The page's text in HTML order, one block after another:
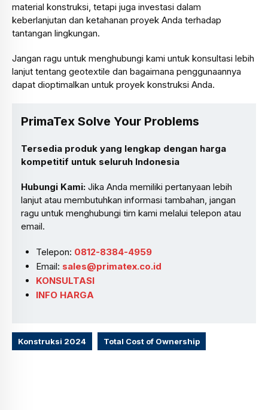
material konstruksi, tetapi juga investasi dalam
keberlanjutan dan ketahanan proyek Anda terhadap
tantangan lingkungan.
Jangan ragu untuk menghubungi kami untuk konsultasi lebih
lanjut tentang geotextile dan bagaimana penggunaannya
dapat dioptimalkan untuk proyek konstruksi Anda.
PrimaTex Solve Your Problems
Tersedia produk yang lengkap dengan harga
kompetitif untuk seluruh Indonesia
Hubungi Kami: Jika Anda memiliki pertanyaan lebih
lanjut atau membutuhkan informasi tambahan, jangan
ragu untuk menghubungi tim kami melalui telepon atau
email.
Telepon: 0812-8384-4959
Email: sales@primatex.co.id
KONSULTASI
INFO HARGA
Konstruksi 2024 Total Cost of Ownership